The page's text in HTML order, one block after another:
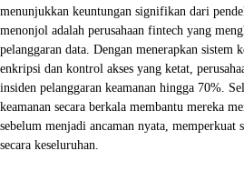
menunjukkan keuntungan signifikan dari
menonjol adalah perusahaan fintech yang
pelanggaran data. Dengan menerapkan sistem
enkripsi dan kontrol akses yang ketat,
insiden pelanggaran keamanan hingga 70%.
keamanan secara berkala membantu mereka
sebelum menjadi ancaman nyata, memperkuat
secara keseluruhan.